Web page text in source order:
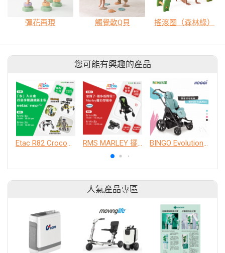
彈花再現 觸覺軟Q貝 搖滾圈（森林綠）
您可能有興趣的產品
Etac R82 Crocodile 姿勢控制型助步車 / Mustang 軀幹支撐型步態訓練器【講座時間】5/15(五) 15:00-15:30、5/16(六) 11:30-12:00 攤位J區616見! RMS MARLEY 擺位型推車【新品發表時間】5/14(四) 15:00-15:30、5/15(五) 11:30-12:00 攤位J區616見! BINGO Evolution 兒童早療推車
人氣產品專區